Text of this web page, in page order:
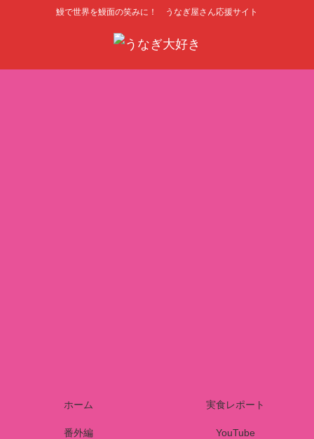
鰻で世界を鰻面の笑みに！ うなぎ屋さん応援サイト
ホーム 実食レポート
番外編 YouTube